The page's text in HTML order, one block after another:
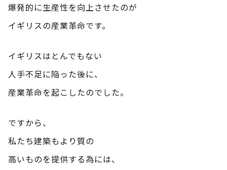
爆発的に生産性を向上させたのが
イギリスの産業革命です。
イギリスはとんでもない
人手不足に陥った後に、
産業革命を起こしたのでした。
ですから、
私たち建築もより質の
高いものを提供する為には、